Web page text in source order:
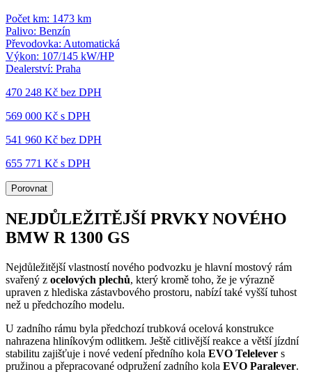
Počet km: 1473 km
Palivo: Benzín
Převodovka: Automatická
Výkon: 107/145 kW/HP
Dealerství: Praha
470 248 Kč bez DPH
569 000 Kč s DPH
541 960 Kč bez DPH
655 771 Kč s DPH
Porovnat
NEJDŮLEŽITĚJŠÍ PRVKY NOVÉHO
BMW R 1300 GS
Nejdůležitější vlastností nového podvozku je hlavní mostový rám
svařený z ocelových plechů, který kromě toho, že je výrazně
upraven z hlediska zástavbového prostoru, nabízí také vyšší tuhost
než u předchozího modelu.
U zadního rámu byla předchozí trubková ocelová konstrukce
nahrazena hliníkovým odlitkem. Ještě citlivější reakce a větší jízdní
stabilitu zajišťuje i nové vedení předního kola EVO Telelever s
pružinou a přepracované odpružení zadního kola EVO Paralever.